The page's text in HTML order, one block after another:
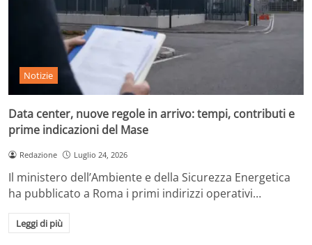
Notizie
Data center, nuove regole in arrivo: tempi, contributi e
prime indicazioni del Mase
Redazione Luglio 24, 2026
Il ministero dell’Ambiente e della Sicurezza Energetica
ha pubblicato a Roma i primi indirizzi operativi…
Leggi di più